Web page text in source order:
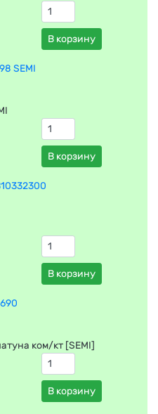
В корзину
SEMI
В корзину
В корзину
ком/кт [SEMI]
В корзину